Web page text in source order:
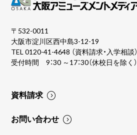
〒532-0011
大阪市淀川区西中島3-12-19
TEL0120-41-4648 （資料請求・入学相談）
受付時間 9：30 ～17：30（休校日を除く）
資料請求
お問い合わせ